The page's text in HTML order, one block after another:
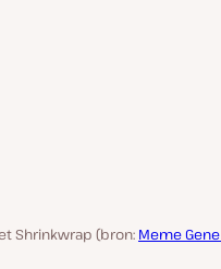
Shrinkwrap (bron: Meme